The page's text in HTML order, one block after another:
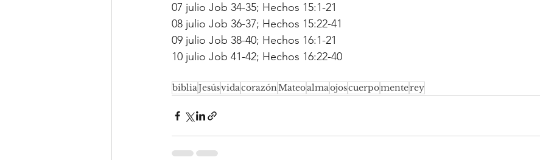
07 julio Job 34-35; Hechos 15:1-21
08 julio Job 36-37; Hechos 15:22-41
09 julio Job 38-40; Hechos 16:1-21
10 julio Job 41-42; Hechos 16:22-40
bibliaJesúsvidacorazónMateoalmaojoscuerpomenterey